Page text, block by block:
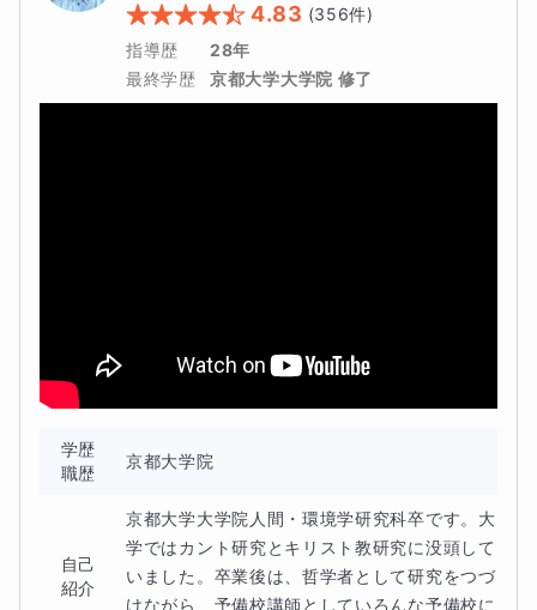
4.83 (356件)
指導歴
28年
最終学歴
京都大学大学院 修了
学歴
職歴
京都大学院
自己
紹介
京都大学大学院人間・環境学研究科卒です。大
学ではカント研究とキリスト教研究に没頭して
いました。卒業後は、哲学者として研究をつづ
けながら、予備校講師としていろんな予備校に